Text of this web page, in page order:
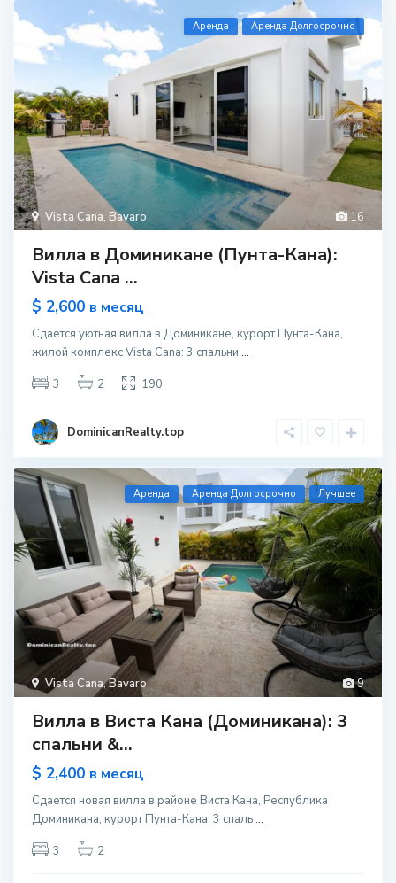
16
Vista Cana, Bavaro
Aренда Аренда Долгосрочно
Вилла в Доминикане (Пунта-Кана):
Vista Cana ...
$ 2,600 в месяц
Сдается уютная вилла в Доминикане, курорт Пунта-Кана,
жилой комплекс Vista Cana: 3 спальни ...
3
2 190
DominicanRealty.top
9
Vista Cana,Bavaro
Aренда Аренда Долгосрочно Лучшее
Вилла в Виста Кана (Доминикана): 3
спальни &...
$ 2,400 в месяц
Сдается новая вилла в районе Виста Кана, Республика
Доминикана, курорт Пунта-Кана: 3 спаль...
3
2